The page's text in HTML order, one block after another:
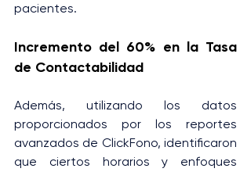
pacientes.
Incremento del 60% en la Tasa
de Contactabilidad
Además, utilizando los datos
proporcionados por los reportes
avanzados de ClickFono, identificaron
que ciertos horarios y enfoques